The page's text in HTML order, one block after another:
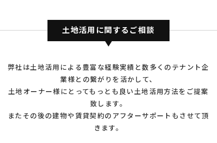
土地活用に関するご相談
弊社は土地活用による豊富な経験実績と数多くのテナント企
業様との繋がりを活かして、
土地オーナー様にとってもっとも良い土地活用方法をご提案
致します。
またその後の建物や賃貸契約のアフターサポートもさせて頂
きます。